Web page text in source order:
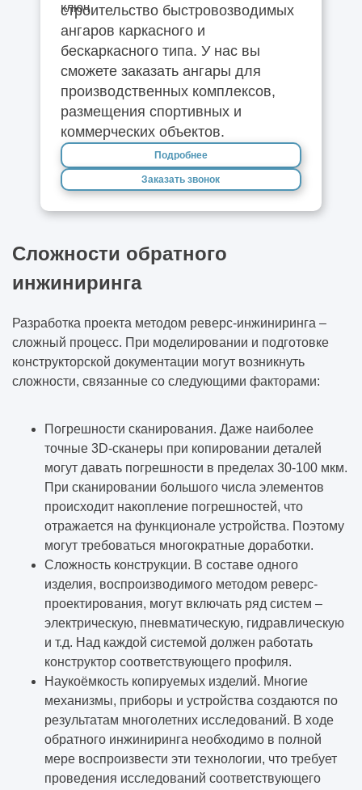
строительство быстровозводимых
ангаров каркасного и
бескаркасного типа. У нас вы
сможете заказать ангары для
производственных комплексов,
размещения спортивных и
коммерческих объектов.
Подробнее
Заказать звонок
Сложности обратного
инжиниринга
Разработка проекта методом реверс-инжиниринга –
сложный процесс. При моделировании и подготовке
конструкторской документации могут возникнуть
сложности, связанные со следующими факторами:
Погрешности сканирования. Даже наиболее
точные 3D-сканеры при копировании деталей
могут давать погрешности в пределах 30-100 мкм.
При сканировании большого числа элементов
происходит накопление погрешностей, что
отражается на функционале устройства. Поэтому
могут требоваться многократные доработки.
Сложность конструкции. В составе одного
изделия, воспроизводимого методом реверс-
проектирования, могут включать ряд систем –
электрическую, пневматическую, гидравлическую
и т.д. Над каждой системой должен работать
конструктор соответствующего профиля.
Наукоёмкость копируемых изделий. Многие
механизмы, приборы и устройства создаются по
результатам многолетних исследований. В ходе
обратного инжиниринга необходимо в полной
мере воспроизвести эти технологии, что требует
проведения исследований соответствующего